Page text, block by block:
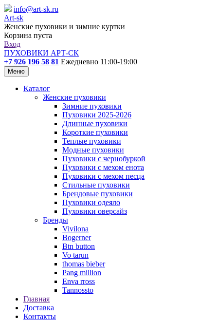
info@art-sk.ru
Art-sk
Женские пуховики и зимние куртки
Корзина пуста
Вход
ПУХОВИКИ АРТ-СК
+7 926 196 58 81 Ежедневно 11:00-19:00
Меню
Каталог
Женские пуховики
Зимние пуховики
Пуховики 2025-2026
Длинные пуховики
Короткие пуховики
Теплые пуховики
Модные пуховики
Пуховики с чернобуркой
Пуховики с мехом енота
Пуховики с мехом песца
Стильные пуховики
Брендовые пуховики
Пуховики одеяло
Пуховики оверсайз
Бренды
Vivilona
Bogerner
Btn button
Vo tarun
thomas bieber
Pang million
Enva rross
Tannossto
Главная
Доставка
Контакты